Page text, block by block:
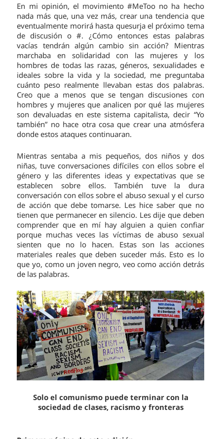
En mi opinión, el movimiento #MeToo no ha hecho
nada más que, una vez más, crear una tendencia que
eventualmente morirá hasta quesurja el próximo tema
de discusión o #. ¿Cómo entonces estas palabras
vacías tendrán algún cambio sin acción? Mientras
marchaba en solidaridad con las mujeres y los
hombres de todas las razas, géneros, sexualidades e
ideales sobre la vida y la sociedad, me preguntaba
cuánto peso realmente llevaban estas dos palabras.
Creo que a menos que se tengan discusiones con
hombres y mujeres que analicen por qué las mujeres
son devaluadas en este sistema capitalista, decir “Yo
también” no hace otra cosa que crear una atmósfera
donde estos ataques continuaran.
Mientras sentaba a mis pequeños, dos niños y dos
niñas, tuve conversaciones difíciles con ellos sobre el
género y las diferentes ideas y expectativas que se
establecen sobre ellos. También tuve la dura
conversación con ellos sobre el abuso sexual y el curso
de acción que debe tomarse. Les hice saber que no
tienen que permanecer en silencio. Les dije que deben
comprender que en mí hay alguien a quien confiar
porque muchas veces las víctimas de abuso sexual
sienten que no lo hacen. Estas son las acciones
materiales reales que deben suceder más. Esto es lo
que yo, como un joven negro, veo como acción detrás
de las palabras.
Solo el comunismo puede terminar con la
sociedad de clases, racismo y fronteras